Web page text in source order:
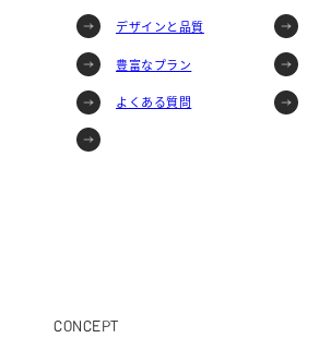
デザインと品質
豊富なプラン
よくある質問
CONCEPT